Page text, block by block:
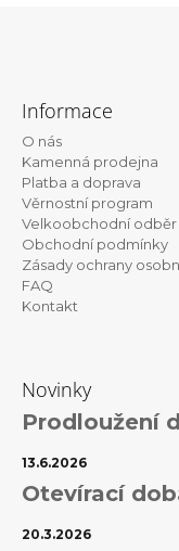
Informace
O nás
Kamenná prodejna
Platba a doprava
Věrnostní program
Velkoobchodní odběr
Obchodní podmínky
Zásady ochrany
FAQ
Kontakt
Novinky
Prodloužení
13.6.2026
Otevírací
20.3.2026